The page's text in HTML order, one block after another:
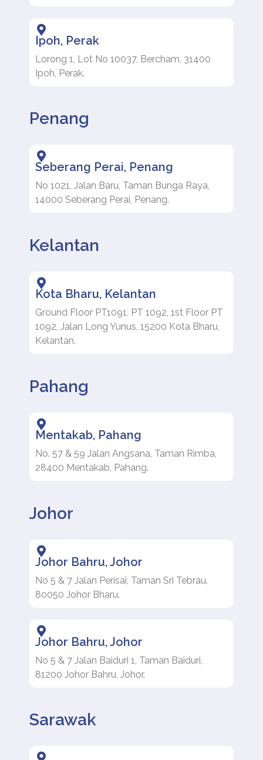
Ipoh, Perak
Lorong 1, Lot No 10037, Bercham, 31400
Ipoh, Perak.
Penang
Seberang Perai, Penang
No 1021, Jalan Baru, Taman Bunga Raya,
14000 Seberang Perai, Penang.
Kelantan
Kota Bharu, Kelantan
Ground Floor PT1091, PT 1092, 1st Floor PT
1092, Jalan Long Yunus, 15200 Kota Bharu,
Kelantan.
Pahang
Mentakab, Pahang
No. 57 & 59 Jalan Angsana, Taman Rimba,
28400 Mentakab, Pahang.
Johor
Johor Bahru, Johor
No 5 & 7 Jalan Perisai, Taman Sri Tebrau,
80050 Johor Bharu.
Johor Bahru, Johor
No 5 & 7 Jalan Baiduri 1, Taman Baiduri,
81200 Johor Bahru, Johor.
Sarawak